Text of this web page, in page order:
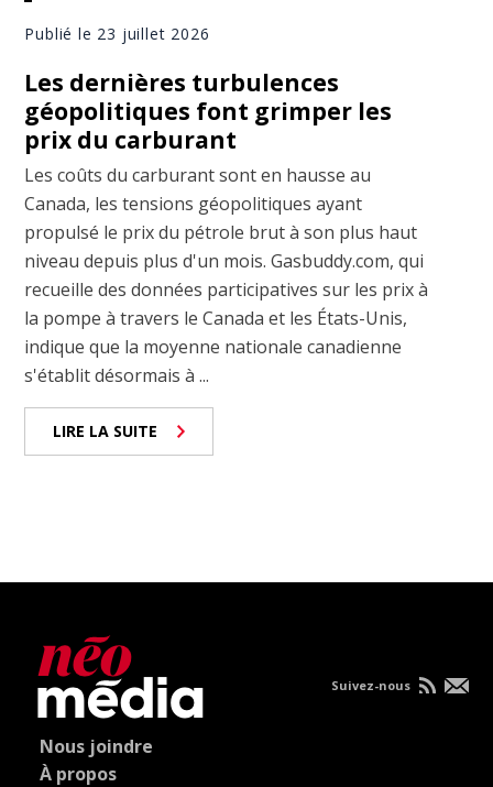
Publié le 23 juillet 2026
Les dernières turbulences
géopolitiques font grimper les
prix du carburant
Les coûts du carburant sont en hausse au
Canada, les tensions géopolitiques ayant
propulsé le prix du pétrole brut à son plus haut
niveau depuis plus d'un mois. Gasbuddy.com, qui
recueille des données participatives sur les prix à
la pompe à travers le Canada et les États-Unis,
indique que la moyenne nationale canadienne
s'établit désormais à ...
LIRE LA SUITE
Nous joindre
À propos
Suivez-nous